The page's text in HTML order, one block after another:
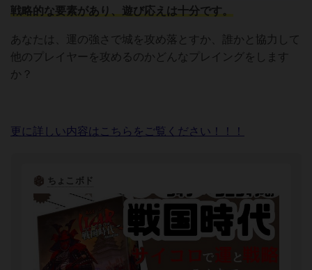
戦略的な要素があり、遊び応えは十分です。
あなたは、運の強さで城を攻め落とすか、誰かと協力して
他のプレイヤーを攻めるのかどんなプレイングをします
か？
更に詳しい内容はこちらをご覧ください！！！